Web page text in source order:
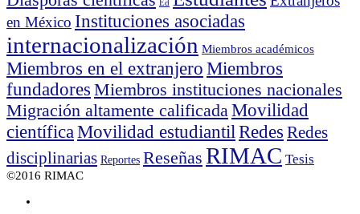
Ed
en México Instituciones asociadas
internacionalización Miembros académicos
Miembros en el extranjero Miembros
fundadores Miembros instituciones nacionales
Migración altamente calificada Movilidad
científica Movilidad estudiantilRedes Redes
disciplinarias Reportes Reseñas RIMAC Tesis
©2016 RIMAC